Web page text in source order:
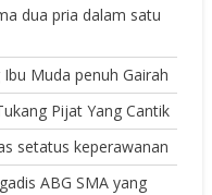
dua pria dalam satu
Muda penuh Gairah
Pijat Yang Cantik
setatus keperawanan
ABG SMA yang